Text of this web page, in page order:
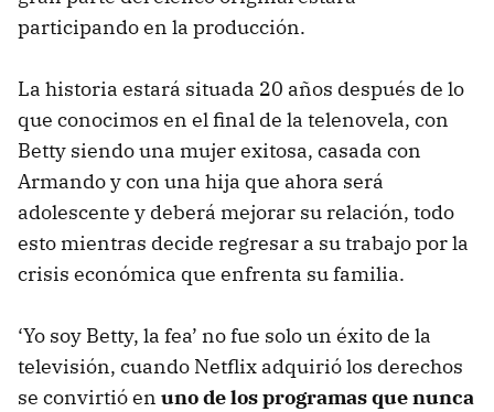
participando en la producción.
La historia estará situada 20 años después de lo
que conocimos en el final de la telenovela, con
Betty siendo una mujer exitosa, casada con
Armando y con una hija que ahora será
adolescente y deberá mejorar su relación, todo
esto mientras decide regresar a su trabajo por la
crisis económica que enfrenta su familia.
‘Yo soy Betty, la fea’ no fue solo un éxito de la
televisión, cuando Netflix adquirió los derechos
se convirtió en uno de los programas que nunca